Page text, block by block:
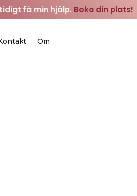
få min hjälp. Boka din plats!
Om